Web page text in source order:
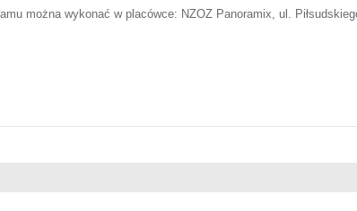
można wykonać w placówce: NZOZ Panoramix, ul.